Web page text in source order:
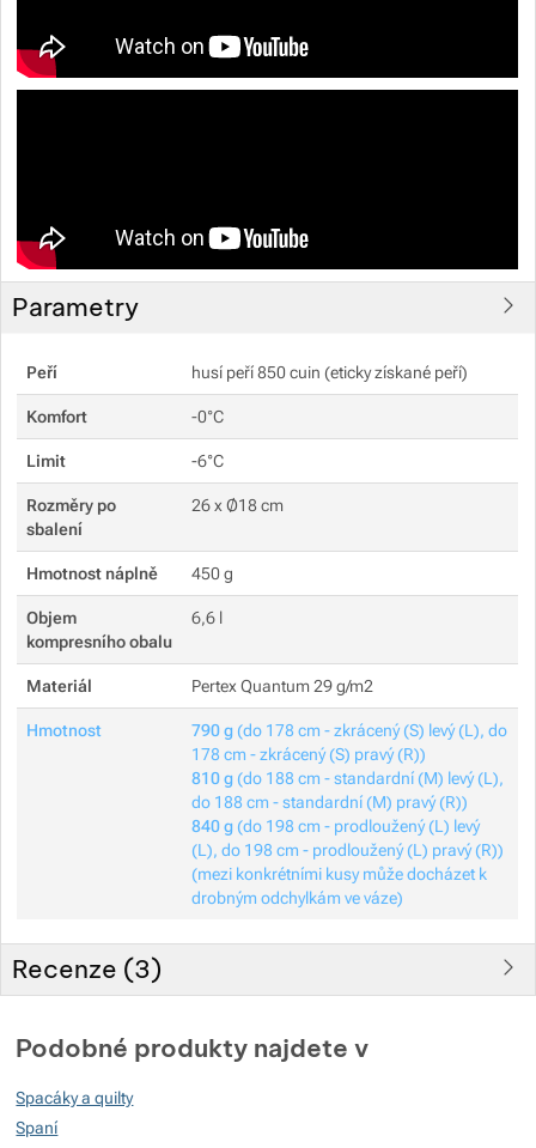
Parametry
Peří husí peří 850 cuin (eticky získané peří)
Komfort -0°C
Limit -6°C
Rozměry po
sbalení
26 x Ø18 cm
Hmotnost náplně 450 g
Objem
kompresního obalu
6,6 l
Materiál Pertex Quantum 29 g/m2
Hmotnost 790 g (do 178 cm - zkrácený (S) levý (L), do
178 cm - zkrácený (S) pravý (R))
810 g (do 188 cm - standardní (M) levý (L),
do 188 cm - standardní (M) pravý (R))
840 g (do 198 cm - prodloužený (L) levý
(L), do 198 cm - prodloužený (L) pravý (R))
(mezi konkrétními kusy může docházet k
drobným odchylkám ve váze)
Recenze (3)
100%
Podobné produkty najdete v
Spacáky a quilty
Spaní